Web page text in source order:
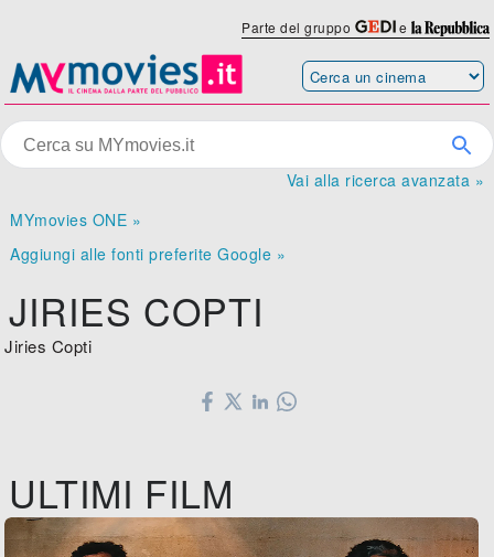
Parte del gruppo e
Vai alla ricerca avanzata »
MYmovies ONE »
Aggiungi alle fonti preferite Google »
JIRIES COPTI
Jiries Copti
ULTIMI FILM